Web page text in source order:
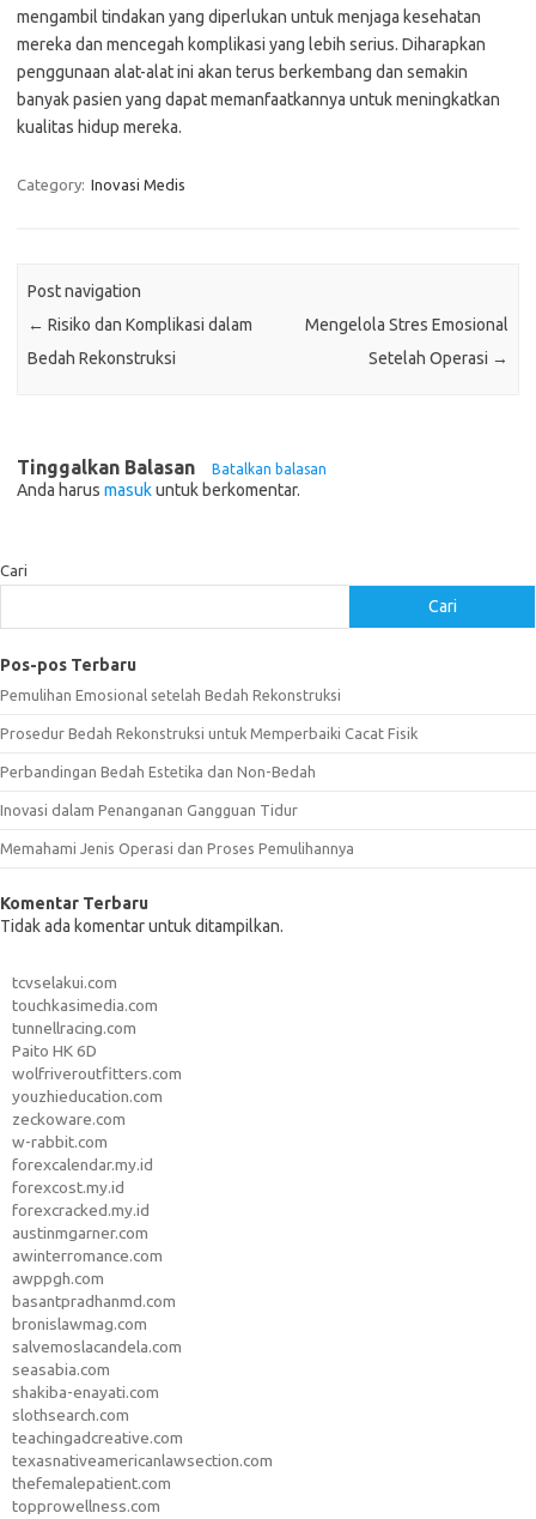
mengambil tindakan yang diperlukan untuk menjaga kesehatan
mereka dan mencegah komplikasi yang lebih serius. Diharapkan
penggunaan alat-alat ini akan terus berkembang dan semakin
banyak pasien yang dapat memanfaatkannya untuk meningkatkan
kualitas hidup mereka.
Category: Inovasi Medis
Post navigation
← Risiko dan Komplikasi dalam
Bedah Rekonstruksi
Mengelola Stres Emosional
Setelah Operasi →
Tinggalkan Balasan Batalkan balasan
Anda harus masukuntuk berkomentar.
Cari
Cari
Pos-pos Terbaru
Pemulihan Emosional setelah Bedah Rekonstruksi
Prosedur Bedah Rekonstruksi untuk Memperbaiki Cacat Fisik
Perbandingan Bedah Estetika dan Non-Bedah
Inovasi dalam Penanganan Gangguan Tidur
Memahami Jenis Operasi dan Proses Pemulihannya
Komentar Terbaru
Tidak ada komentar untuk ditampilkan.
tcvselakui.com
touchkasimedia.com
tunnellracing.com
Paito HK 6D
wolfriveroutfitters.com
youzhieducation.com
zeckoware.com
w-rabbit.com
forexcalendar.my.id
forexcost.my.id
forexcracked.my.id
austinmgarner.com
awinterromance.com
awppgh.com
basantpradhanmd.com
bronislawmag.com
salvemoslacandela.com
seasabia.com
shakiba-enayati.com
slothsearch.com
teachingadcreative.com
texasnativeamericanlawsection.com
thefemalepatient.com
topprowellness.com